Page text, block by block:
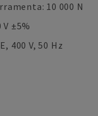
10 000 N
±5%
400 V, 50 Hz